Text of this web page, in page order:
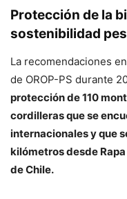
Protección de la
sostenibilidad
La recomendaciones
de OROP-PS durante
protección de 110
cordilleras que se
internacionales y que
kilómetros desde
de Chile.